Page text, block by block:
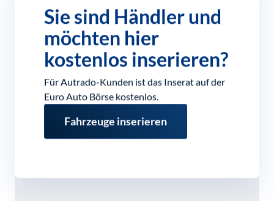
Sie sind Händler und
möchten hier
kostenlos inserieren?
Für Autrado-Kunden ist das Inserat auf der
Euro Auto Börse kostenlos.
Fahrzeuge inserieren